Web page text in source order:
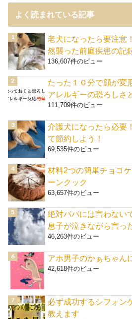
よく読まれている記事
老犬になったら要注意
然襲った前庭疾患の記
136,607件のビュー
たった１０分で顔が変
アレルギーの恐ろしさ
111,709件のビュー
介護犬になったら必要
て節約しよう！
69,535件のビュー
材料2つの簡単チョコ
ーンクック
63,657件のビュー
絶対パパには言わない
息子が泣きながら言っ
46,263件のビュー
アホ男子のかぁちゃん
42,618件のビュー
必ず成功するシフォン
教えます